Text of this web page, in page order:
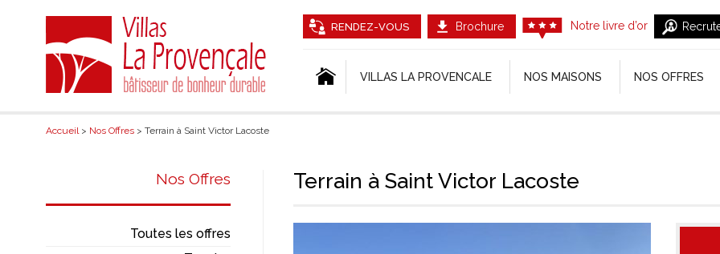
RENDEZ-VOUS Brochure Notre livre d’or
VILLAS LA PROVENCALE NOS MAISONS NOS OFFRES
Accueil> Nos Offres > Terrain à Saint Victor Lacoste
Terrain à Saint Victor Lacoste
Nos Offres
Toutes les offres